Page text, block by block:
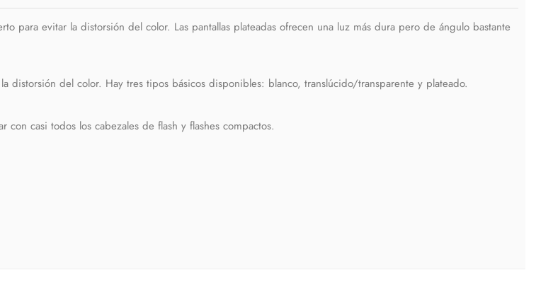
para evitar la distorsión del color. Las pantallas plateadas ofrecen una luz más dura pero de ángulo bastante
distorsión del color. Hay tres tipos básicos disponibles: blanco, translúcido/transparente y plateado.
casi todos los cabezales de flash y flashes compactos.